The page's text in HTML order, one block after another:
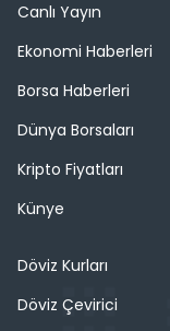
Canlı Yayın
Ekonomi Haberleri
Borsa Haberleri
Dünya Borsaları
Kripto Fiyatları
Künye
Döviz Kurları
Döviz Çevirici